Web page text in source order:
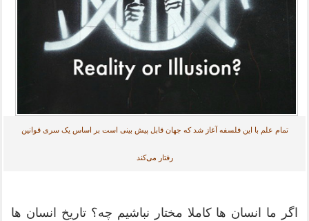
تمام علم با این فلسفه آغاز شد که جهان قابل پیش بینی است بر اساس یک سری قوانین
رفتار می‌کند
اگر ما انسان ها کاملا مختار نباشیم چه؟ تاریخ انسان ها